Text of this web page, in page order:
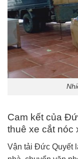
Cam kết của
thuê xe cắt nóc
Vận tải Đức Quyết